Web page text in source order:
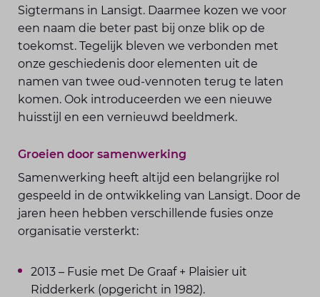
Sigtermans in Lansigt. Daarmee kozen we voor
een naam die beter past bij onze blik op de
toekomst. Tegelijk bleven we verbonden met
onze geschiedenis door elementen uit de
namen van twee oud-vennoten terug te laten
komen. Ook introduceerden we een nieuwe
huisstijl en een vernieuwd beeldmerk.
Groeien door samenwerking
Samenwerking heeft altijd een belangrijke rol
gespeeld in de ontwikkeling van Lansigt. Door de
jaren heen hebben verschillende fusies onze
organisatie versterkt:
2013 – Fusie met De Graaf + Plaisier uit
Ridderkerk (opgericht in 1982).